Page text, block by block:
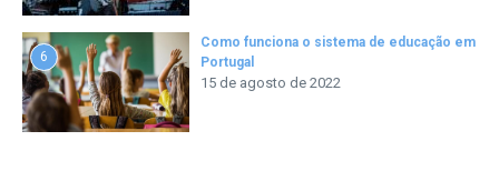
6
Como funciona o sistema de educação em
Portugal
15 de agosto de 2022